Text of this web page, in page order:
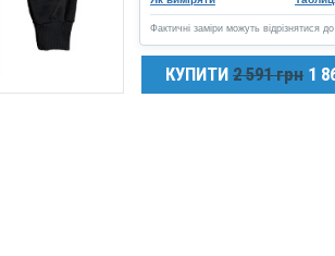
Фактичні заміри можуть відрізнятися до
КУПИТИ 2 591 грн 1